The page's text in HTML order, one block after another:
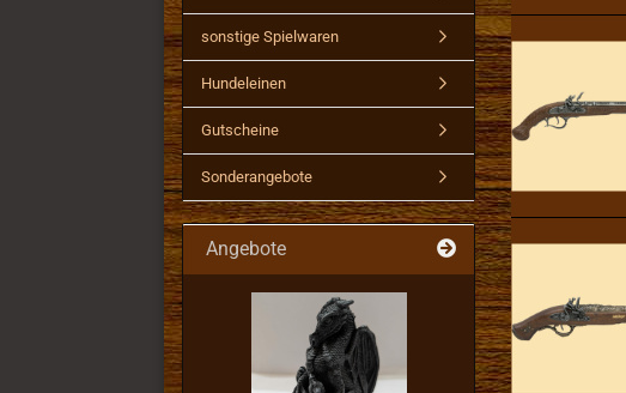
sonstige Spielwaren
Hundeleinen
Gutscheine
Sonderangebote
Angebote